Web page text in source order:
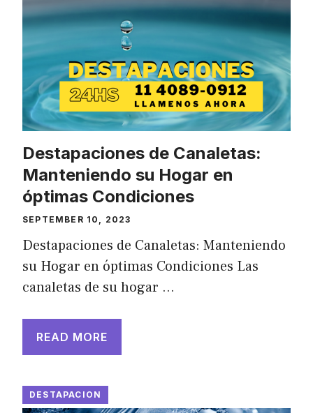
Destapaciones de Canaletas:
Manteniendo su Hogar en
óptimas Condiciones
SEPTEMBER 10, 2023
Destapaciones de Canaletas: Manteniendo
su Hogar en óptimas Condiciones Las
canaletas de su hogar …
READ MORE
DESTAPACION